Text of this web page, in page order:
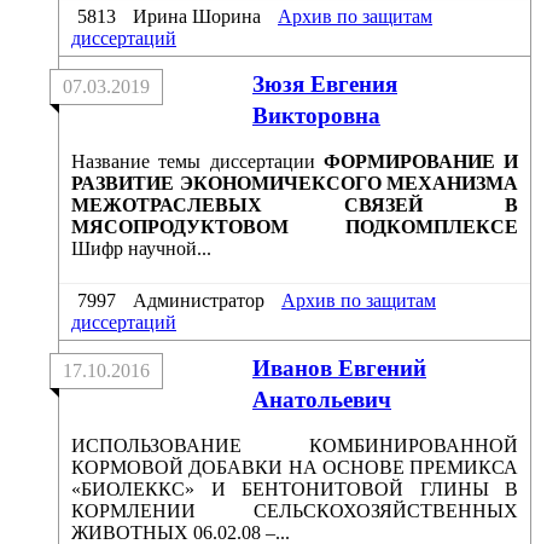
5813 Ирина Шорина
Архив по защитам
диссертаций
Зюзя Евгения
Викторовна
07.03.2019
Название темы диссертации ФОРМИРОВАНИЕ И
РАЗВИТИЕ ЭКОНОМИЧЕКСОГО МЕХАНИЗМА
МЕЖОТРАСЛЕВЫХ СВЯЗЕЙ В
МЯСОПРОДУКТОВОМ ПОДКОМПЛЕКСЕ
Шифр научной...
7997 Администратор
Архив по защитам
диссертаций
Иванов Евгений
Анатольевич
17.10.2016
ИСПОЛЬЗОВАНИЕ КОМБИНИРОВАННОЙ
КОРМОВОЙ ДОБАВКИ НА ОСНОВЕ ПРЕМИКСА
«БИОЛЕККС» И БЕНТОНИТОВОЙ ГЛИНЫ В
КОРМЛЕНИИ СЕЛЬСКОХОЗЯЙСТВЕННЫХ
ЖИВОТНЫХ 06.02.08 –...